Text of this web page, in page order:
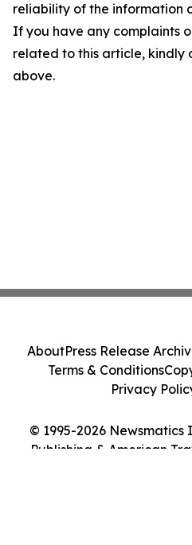
reliability of the information
If you have any complaints
related to this article, kindly
above.
© 1995-2026
Publishing & American
AboutPress Release
Terms & Conditions
Privacy